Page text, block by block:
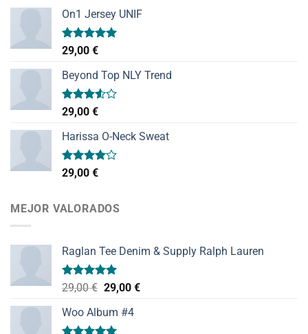
On1 Jersey UNIF
Valorado
con
de 5
29,00 €
Beyond Top NLY Trend
Valorado
con
3.50de
5
29,00 €
Harissa O-Neck Sweat
Valorado
con
29,00 €
MEJOR VALORADOS
Raglan Tee Denim & Supply Ralph Lauren
Valorado
de 5
29,00€ El
original
era:
29,00 €El
Woo Album #4